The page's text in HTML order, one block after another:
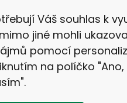
Reklamace
Váš souhlas k
jiné mohli
pomocí
na políčko "Ano,